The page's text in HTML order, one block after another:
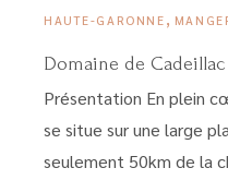
HAUTE-GARONNE ,
Domaine de Cadeillac
Présentation En plein
se situe sur une large
seulement 50km de la